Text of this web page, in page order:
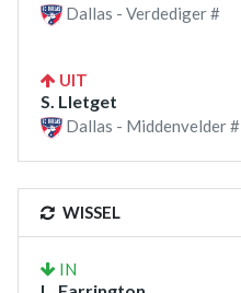
Dallas - Verdediger #
UIT
S. Lletget
Dallas - Middenvelder #
WISSEL
IN